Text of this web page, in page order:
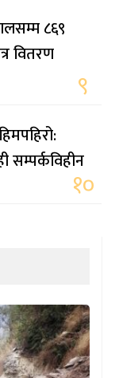
८६९
वितरण
९
सम्पर्कविहीन
१०